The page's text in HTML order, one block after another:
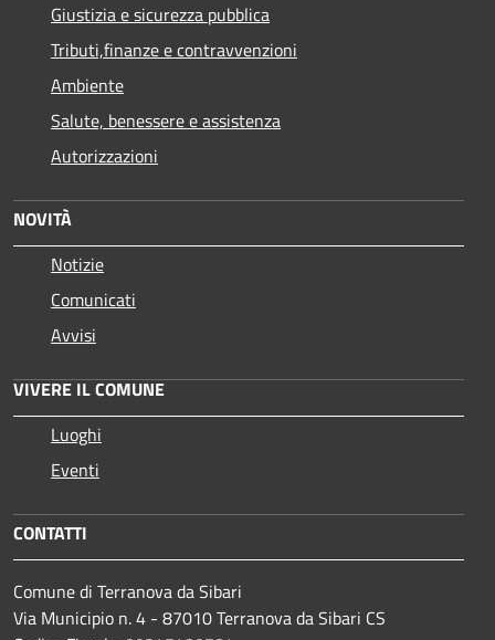
Giustizia e sicurezza pubblica
Tributi,finanze e contravvenzioni
Ambiente
Salute, benessere e assistenza
Autorizzazioni
NOVITÀ
Notizie
Comunicati
Avvisi
VIVERE IL COMUNE
Luoghi
Eventi
CONTATTI
Comune di Terranova da Sibari
Via Municipio n. 4 - 87010 Terranova da Sibari CS